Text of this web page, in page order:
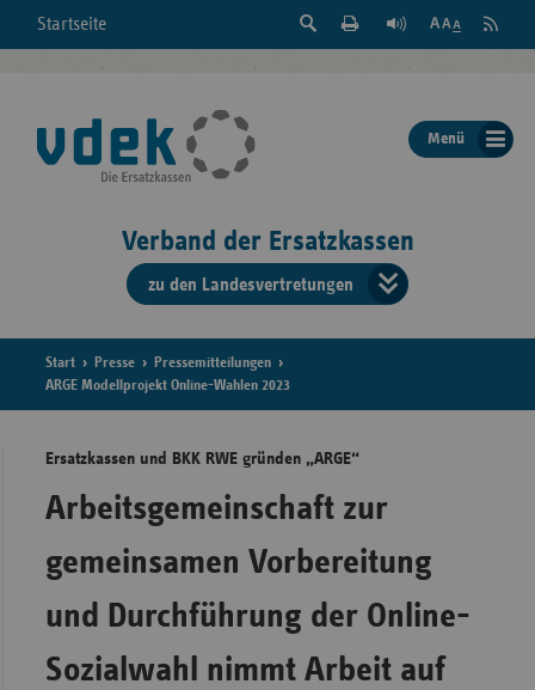
Startseite
Suche
der
Seite
Feed
Menü
Verband der Ersatzkassen
zu den Landesvertretungen
der
Start Presse
Pressemitteilungen
ARGE Modellprojekt Online-Wahlen 2023
Ersatzkassen und BKK RWE gründen „ARGE“
Arbeitsgemeinschaft zur
gemeinsamen Vorbereitung
und Durchführung der Online-
Sozialwahl nimmt Arbeit auf